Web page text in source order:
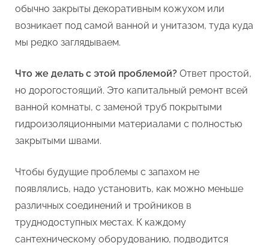
обычно закрыты декоративным кожухом или
возникает под самой ванной и унитазом, туда куда
мы редко заглядываем.
Что же делать с этой проблемой? Ответ простой,
но дорогостоящий. Это капитальный ремонт всей
ванной комнаты, с заменой труб покрытыми
гидроизоляционными материалами с полностью
закрытыми швами.
Чтобы будущие проблемы с запахом не
появлялись, надо установить, как можно меньше
различных соединений и тройников в
труднодоступных местах. К каждому
сантехническому оборудованию, подводится